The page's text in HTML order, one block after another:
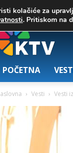
25.7 Zrenjanin
POČETNA
Vesti Vesti
kolačiće za
. Pritiskom na